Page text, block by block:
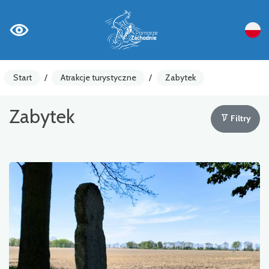
Start / Atrakcje turystyczne / Zabytek
Zabytek Filtry
Liczniki rowerowe
Ostrzeżenia
Atrakcja turystyczna
Gastronomia